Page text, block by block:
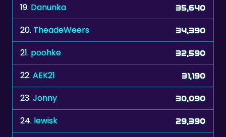
19. Danunka 35,640
20. TheadeWeers 34,390
21. poohke 32,590
22.AEK21 31,190
23.Jonny 30,090
24. lewisk 29,390